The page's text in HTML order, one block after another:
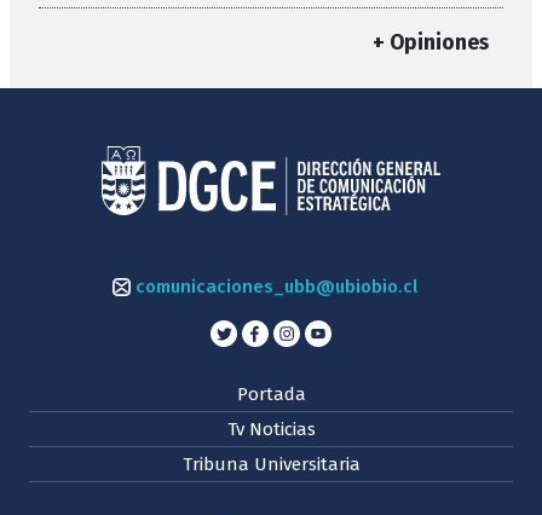
+ Opiniones
comunicaciones_ubb@ubiobio.cl
Portada
Tv Noticias
Tribuna Universitaria